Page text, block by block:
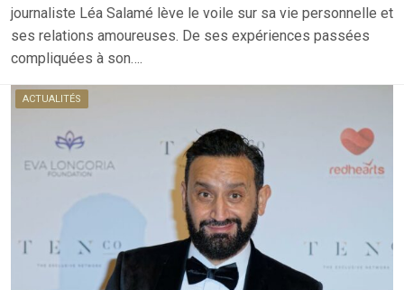
journaliste Léa Salamé lève le voile sur sa vie personnelle et
ses relations amoureuses. De ses expériences passées
compliquées à son….
ACTUALITÉS